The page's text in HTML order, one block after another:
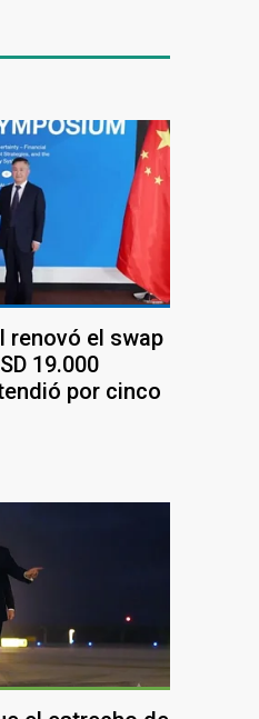
renovó el swap
19.000
por cinco